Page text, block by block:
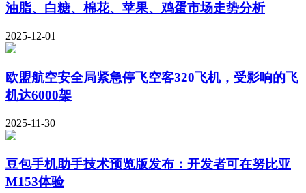
油脂、白糖、棉花、苹果、鸡蛋市场走势分析
2025-12-01
欧盟航空安全局紧急停飞空客320飞机，受影响的飞
机达6000架
2025-11-30
豆包手机助手技术预览版发布：开发者可在努比亚
M153体验